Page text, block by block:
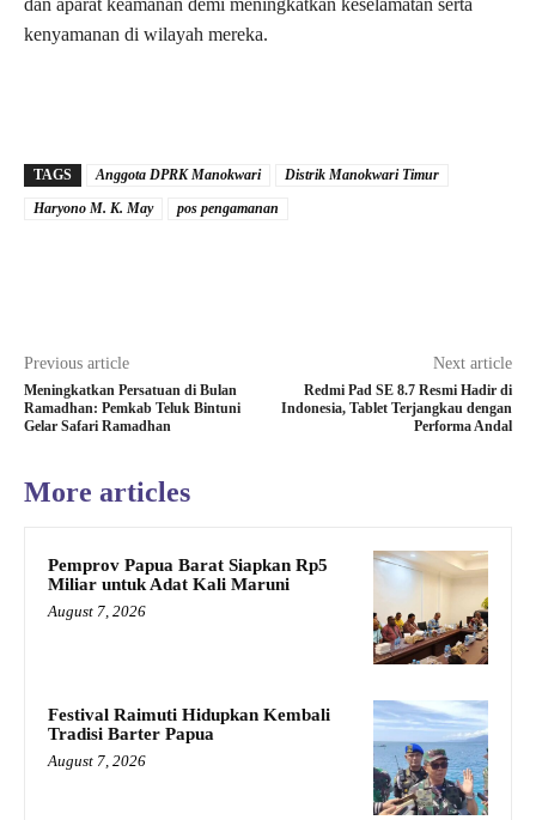
kenyamanan di wilayah mereka.
TAGS Anggota DPRK Manokwari
Distrik Manokwari Timur
Haryono M. K. May
pos pengamanan
Previous article
Meningkatkan Persatuan di Bulan
Ramadhan: Pemkab Teluk Bintuni
Gelar Safari Ramadhan
Next article
Redmi Pad SE 8.7 Resmi Hadir di
Indonesia, Tablet Terjangkau dengan
Performa Andal
More articles
Pemprov Papua Barat Siapkan Rp5
Miliar untuk Adat Kali Maruni
August 7, 2026
Festival Raimuti Hidupkan Kembali
Tradisi Barter Papua
August 7, 2026